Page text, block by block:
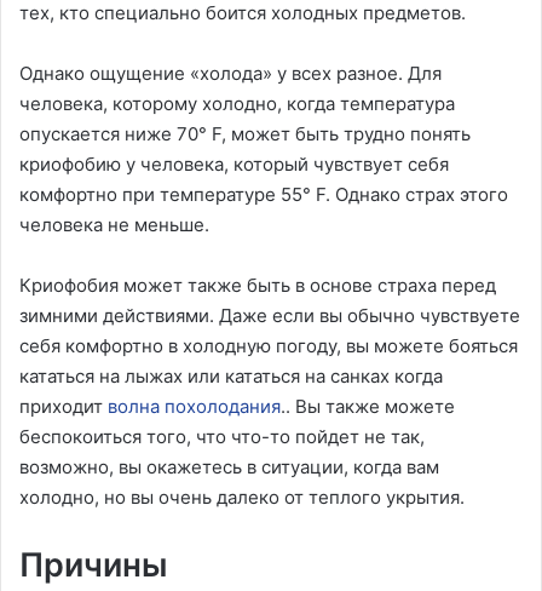
тех, кто специально боится холодных предметов.
Однако ощущение «холода» у всех разное. Для
человека, которому холодно, когда температура
опускается ниже 70° F, может быть трудно понять
криофобию у человека, который чувствует себя
комфортно при температуре 55° F. Однако страх этого
человека не меньше.
Криофобия может также быть в основе страха перед
зимними действиями. Даже если вы обычно чувствуете
себя комфортно в холодную погоду, вы можете бояться
кататься на лыжах или кататься на санках когда
приходит волна похолодания.. Вы также можете
беспокоиться того, что что-то пойдет не так,
возможно, вы окажетесь в ситуации, когда вам
холодно, но вы очень далеко от теплого укрытия.
Причины